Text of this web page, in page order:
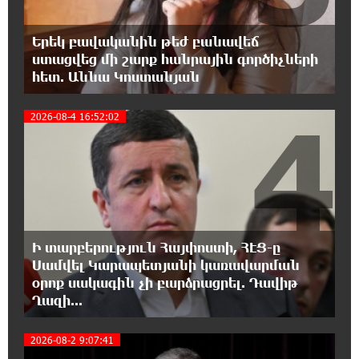
15:09:27 6-08-2026
Ռեբուսը լուծելու համար, ասեք թե ինչպե՞ս
ՀՀ 29.800 քկմ տարածքը կրճատվեց.
Վարդևանյանը՝ Հովհաննիսյանին
15:00:46 6-08-2026
Ֆասթ Բանկը Սևան Ստարտափ Սամմիթին
ներկայացրել է իր պրոդուկտներն ու
քարտային առաջարկները
14:40:31 6-08-2026
Ընդդիմությունը պետք է իր շուրջը
համախմբի արտախորհրդարանական բոլոր
ուժերին. Արեգ Սավգուլյան
14:34:52 6-08-2026
ներկայացուցիչների նկատմամբ
Երեկ բավականին թեժ բանավեճ
ստացվեց մի շարք հանրային գործիչների
հետ. Աննա Կոստանյան
2026-08-4 16:52:02
Ի տարբերություն Հայփոստի, ՀԷՑ-ը
Սամվել Կարապետյանի կառավարման
օրոք սակագին չի բարձրացրել. Դավիթ
Ղազի...
4
2026-08-2 9:07:41